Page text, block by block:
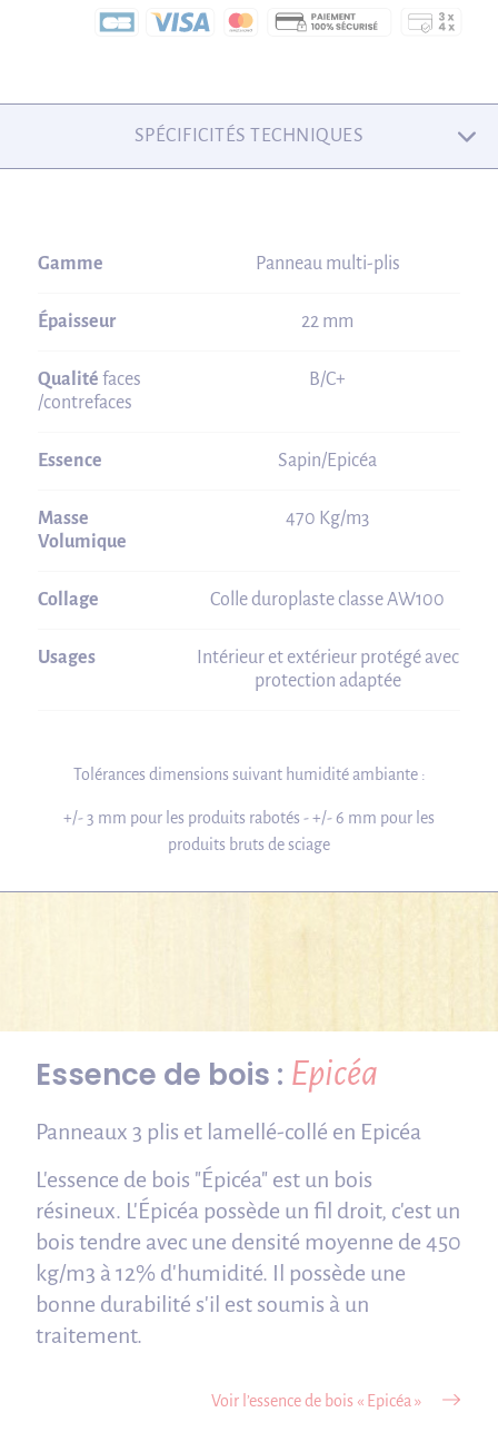
SPÉCIFICITÉS TECHNIQUES
Gamme Panneau multi-plis
Épaisseur 22 mm
Qualité faces
/contrefaces
B/C+
Essence Sapin/Epicéa
Masse
Volumique
470 Kg/m3
Collage Colle duroplaste classe AW100
Usages
Intérieur et extérieur protégé avec
protection adaptée
Tolérances dimensions suivant humidité ambiante :
+/- 3 mm pour les produits rabotés - +/- 6 mm pour les
produits bruts de sciage
Essence de bois : Epicéa
Panneaux 3 plis et lamellé-collé en Epicéa
L'essence de bois "Épicéa" est un bois
résineux. L'Épicéa possède un fil droit, c'est un
bois tendre avec une densité moyenne de 450
kg/m3 à 12% d'humidité. Il possède une
bonne durabilité s'il est soumis à un
traitement.
Voir l’essence de bois « Epicéa »